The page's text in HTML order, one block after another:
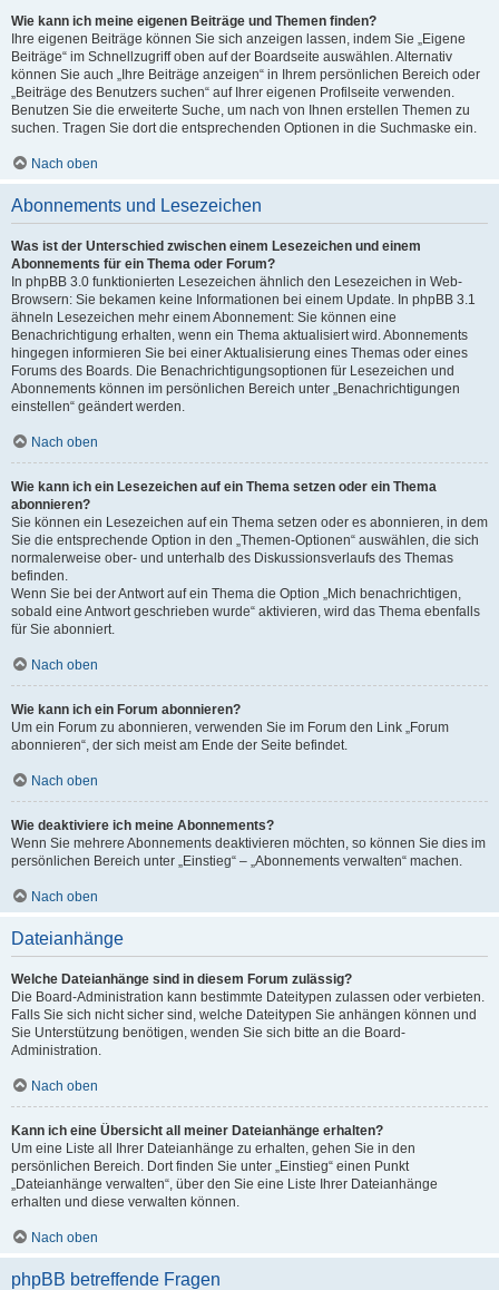
Wie kann ich meine eigenen Beiträge und Themen finden?
Ihre eigenen Beiträge können Sie sich anzeigen lassen, indem Sie „Eigene
Beiträge“ im Schnellzugriff oben auf der Boardseite auswählen. Alternativ
können Sie auch „Ihre Beiträge anzeigen“ in Ihrem persönlichen Bereich oder
„Beiträge des Benutzers suchen“ auf Ihrer eigenen Profilseite verwenden.
Benutzen Sie die erweiterte Suche, um nach von Ihnen erstellen Themen zu
suchen. Tragen Sie dort die entsprechenden Optionen in die Suchmaske ein.
Nach oben
Abonnements und Lesezeichen
Was ist der Unterschied zwischen einem Lesezeichen und einem
Abonnements für ein Thema oder Forum?
In phpBB 3.0 funktionierten Lesezeichen ähnlich den Lesezeichen in Web-
Browsern: Sie bekamen keine Informationen bei einem Update. In phpBB 3.1
ähneln Lesezeichen mehr einem Abonnement: Sie können eine
Benachrichtigung erhalten, wenn ein Thema aktualisiert wird. Abonnements
hingegen informieren Sie bei einer Aktualisierung eines Themas oder eines
Forums des Boards. Die Benachrichtigungsoptionen für Lesezeichen und
Abonnements können im persönlichen Bereich unter „Benachrichtigungen
einstellen“ geändert werden.
Nach oben
Wie kann ich ein Lesezeichen auf ein Thema setzen oder ein Thema
abonnieren?
Sie können ein Lesezeichen auf ein Thema setzen oder es abonnieren, in dem
Sie die entsprechende Option in den „Themen-Optionen“ auswählen, die sich
normalerweise ober- und unterhalb des Diskussionsverlaufs des Themas
befinden.
Wenn Sie bei der Antwort auf ein Thema die Option „Mich benachrichtigen,
sobald eine Antwort geschrieben wurde“ aktivieren, wird das Thema ebenfalls
für Sie abonniert.
Nach oben
Wie kann ich ein Forum abonnieren?
Um ein Forum zu abonnieren, verwenden Sie im Forum den Link „Forum
abonnieren“, der sich meist am Ende der Seite befindet.
Nach oben
Wie deaktiviere ich meine Abonnements?
Wenn Sie mehrere Abonnements deaktivieren möchten, so können Sie dies im
persönlichen Bereich unter „Einstieg“ – „Abonnements verwalten“ machen.
Nach oben
Dateianhänge
Welche Dateianhänge sind in diesem Forum zulässig?
Die Board-Administration kann bestimmte Dateitypen zulassen oder verbieten.
Falls Sie sich nicht sicher sind, welche Dateitypen Sie anhängen können und
Sie Unterstützung benötigen, wenden Sie sich bitte an die Board-
Administration.
Nach oben
Kann ich eine Übersicht all meiner Dateianhänge erhalten?
Um eine Liste all Ihrer Dateianhänge zu erhalten, gehen Sie in den
persönlichen Bereich. Dort finden Sie unter „Einstieg“ einen Punkt
„Dateianhänge verwalten“, über den Sie eine Liste Ihrer Dateianhänge
erhalten und diese verwalten können.
Nach oben
phpBB betreffende Fragen